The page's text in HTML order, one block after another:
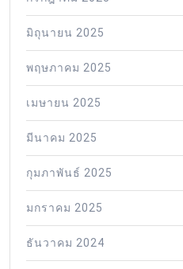
มิถุนายน 2025
พฤษภาคม 2025
เมษายน 2025
มีนาคม 2025
กุมภาพันธ์ 2025
มกราคม 2025
ธันวาคม 2024